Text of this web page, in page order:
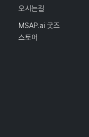
오시는길
MSAP.ai 굿즈
스토어